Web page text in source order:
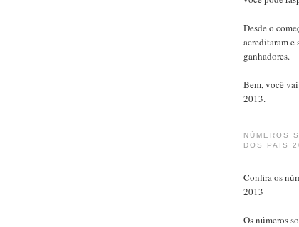
Desde o
acreditaram e
ganhadores.
Bem, você
2013.
NÚMEROS
DOS PAIS
Confira os
2013
Os números